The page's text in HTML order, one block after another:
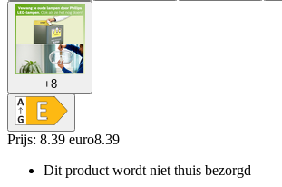
+8
Prijs: 8.39 euro8.39
Dit product wordt niet thuis bezorgd